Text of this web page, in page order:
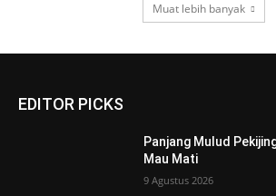
Muat lebih banyak
EDITOR PICKS
Panjang Mulud
Mau Mati
9 Agustus 2026